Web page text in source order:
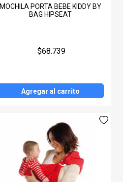
MOCHILA PORTA BEBE KIDDY BY
BAG HIPSEAT
$68.739
Agregar al carrito